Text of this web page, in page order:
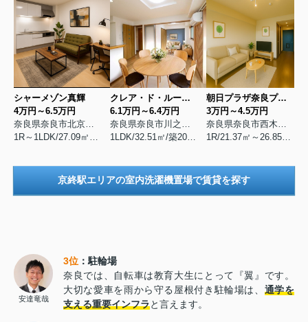
シャーメゾン真輝
4万円～6.5万円
クレア・ド・ルーン紀寺
6.1万円～6.4万円
朝日プラザ奈良プレシオ
3万円～4.5万円
京終駅エリアの室内洗濯機置場で賃貸を探す
安達竜哉
3位 ：駐輪場
奈良では、自転車は教育大生にとって『翼』です。
大切な愛車を雨から守る屋根付き駐輪場は、 通学を
支える重要インフラと言えます。